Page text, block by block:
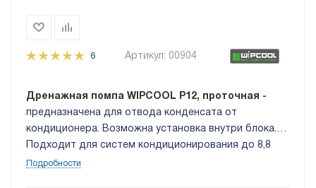
6 Артикул: 00904
Дренажная помпа WIPCOOL P12, проточная -
предназначена для отвода конденсата от
кондиционера. Возможна установка внутри блока.
Подходит для систем кондиционирования до 8,8
кВт по холоду. Максимальная высота подъёма воды
Подробности